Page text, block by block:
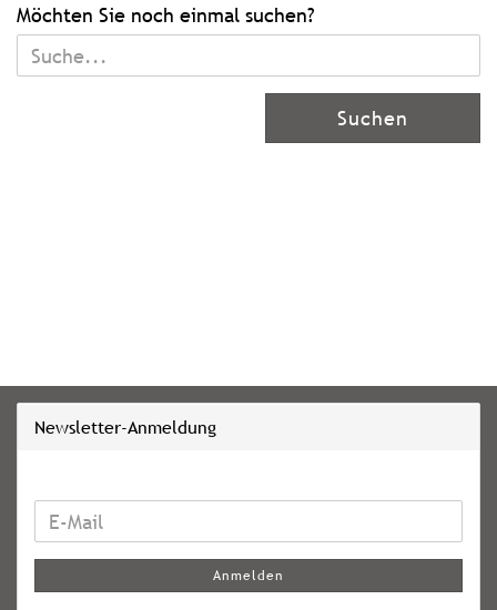
MÖCHTEN
SIE
NOCH
Möchten Sie noch einmal suchen?
Suchen
Newsletter-Anmeldung
WEITER
ZUR
ANMELDUNG
E-
Anmelden